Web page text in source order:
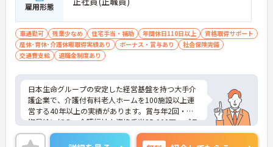
雇用形態
車通勤可 残業少なめ 住宅手当・補助 年間休日110日以上
資格取得サポート
産休･育休･介護休暇取得実績あり
ボーナス・賞与あり
社会保険完備
交通費支給
退職金制度あり
日本生命グループの安定した経営基盤を持つ大手介
護企業で、介護付有料老人ホームを100施設以上運
営する40年以上の実績があります。賞与年2回・定
期昇給に加え、介護福祉士資格手当25,000円、プラ
チナ介護職（4資格取得）に認定されると月38,000
円の手当が加算され、スキルが収入に直結する仕組